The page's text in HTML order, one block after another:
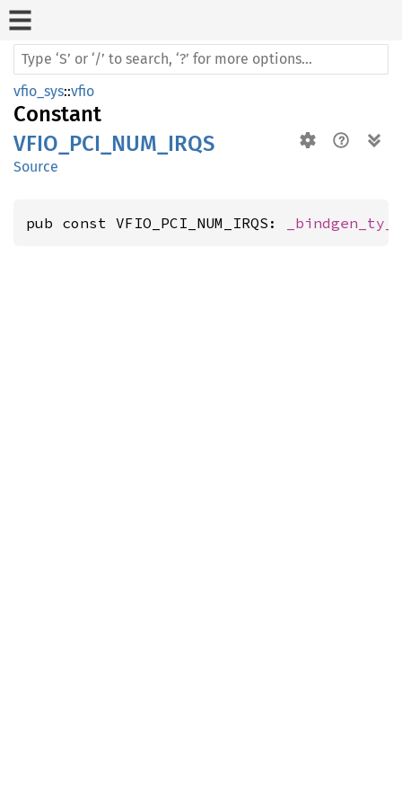
vfio_sys::vfio
Constant
VFIO_PCI_NUM_IRQS
Source
pub const VFIO_PCI_NUM_IRQS: _bindgen_ty_2